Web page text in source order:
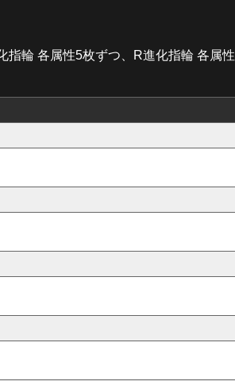
指輪 各属性5枚ずつ、R進化指輪 各属性